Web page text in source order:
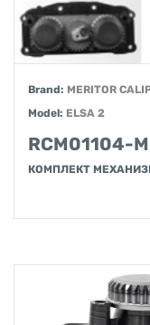
Brand: MERITOR
Model: ELSA 2
RCM01104-M
КОМПЛЕКТ